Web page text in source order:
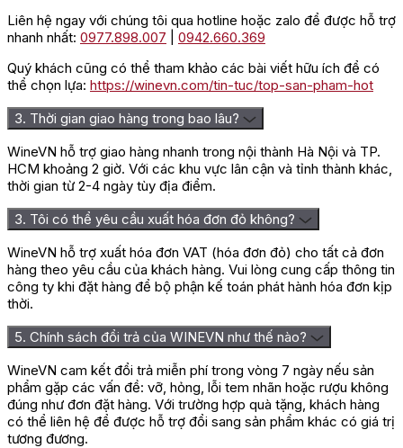
Liên hệ ngay với chúng tôi qua hotline hoặc zalo để được hỗ trợ
nhanh nhất: 0977.898.007
0942.660.369
Quý khách cũng có thể tham khảo các bài viết hữu ích để có
thể chọn lựa: https://winevn.com/tin-tuc/top-san-pham-hot
3. Thời gian giao hàng trong bao lâu?
WineVN hỗ trợ giao hàng nhanh trong nội thành Hà Nội và TP.
HCM khoảng 2 giờ. Với các khu vực lân cận và tỉnh thành khác,
thời gian từ 2-4 ngày tùy địa điểm.
3. Tôi có thể yêu cầu xuất hóa đơn đỏ không?
WineVN hỗ trợ xuất hóa đơn VAT (hóa đơn đỏ) cho tất cả đơn
hàng theo yêu cầu của khách hàng. Vui lòng cung cấp thông tin
công ty khi đặt hàng để bộ phận kế toán phát hành hóa đơn kịp
thời.
5. Chính sách đổi trả của WINEVN như thế nào?
WineVN cam kết đổi trả miễn phí trong vòng 7 ngày nếu sản
phẩm gặp các vấn đề: vỡ, hỏng, lỗi tem nhãn hoặc rượu không
đúng như đơn đặt hàng. Với trường hợp quà tặng, khách hàng
có thể liên hệ để được hỗ trợ đổi sang sản phẩm khác có giá trị
tương đương.